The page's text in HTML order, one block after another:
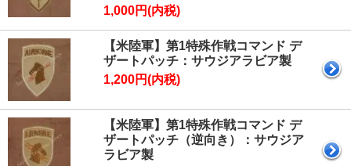
1,000円(内税)
【米陸軍】第1特殊作戦コマンド デ
ザートパッチ：サウジアラビア製
1,200円(内税)
【米陸軍】第1特殊作戦コマンド デ
ザートパッチ（逆向き）：サウジア
ラビア製